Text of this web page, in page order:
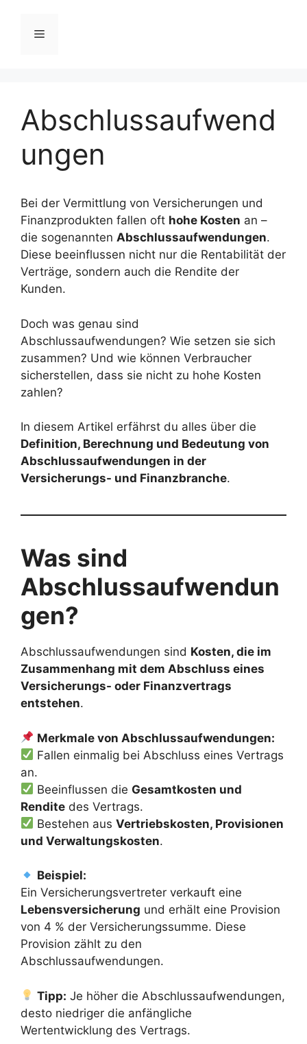
springen
Menü
Abschlussaufwend
ungen
Bei der Vermittlung von Versicherungen und
Finanzprodukten fallen oft hohe Kosten an –
die sogenannten Abschlussaufwendungen.
Diese beeinflussen nicht nur die Rentabilität der
Verträge, sondern auch die Rendite der
Kunden.
Doch was genau sind
Abschlussaufwendungen? Wie setzen sie sich
zusammen? Und wie können Verbraucher
sicherstellen, dass sie nicht zu hohe Kosten
zahlen?
In diesem Artikel erfährst du alles über die
Definition, Berechnung und Bedeutung von
Abschlussaufwendungen in der
Versicherungs- und Finanzbranche.
Was sind
Abschlussaufwendun
gen?
Abschlussaufwendungen sind Kosten, die im
Zusammenhang mit dem Abschluss eines
Versicherungs- oder Finanzvertrags
entstehen.
Merkmale von Abschlussaufwendungen:
Fallen einmalig bei Abschluss eines Vertrags
an.
Beeinflussen die Gesamtkosten und
Rendite des Vertrags.
Bestehen ausVertriebskosten, Provisionen
und Verwaltungskosten.
Beispiel:
Ein Versicherungsvertreter verkauft eine
Lebensversicherung und erhält eine Provision
von 4 % der Versicherungssumme. Diese
Provision zählt zu den
Abschlussaufwendungen.
Tipp: Je höher die Abschlussaufwendungen,
desto niedriger die anfängliche
Wertentwicklung des Vertrags.